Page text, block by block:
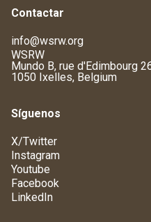
Contactar
info@wsrw.org
WSRW
Mundo B, rue d'Edimbourg
1050 Ixelles, Belgium
Síguenos
X/Twitter
Instagram
Youtube
Facebook
LinkedIn